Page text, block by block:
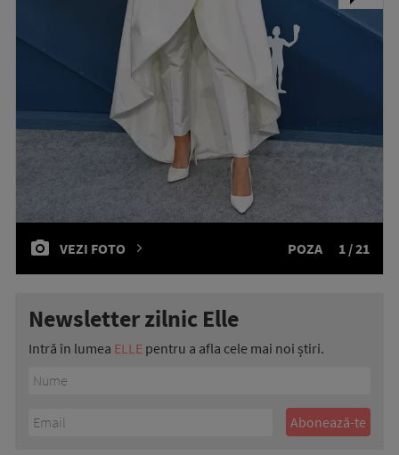
VEZI FOTO POZA 1 / 21
Newsletter zilnic Elle
Intră în lumea ELLE pentru a afla cele mai noi știri.